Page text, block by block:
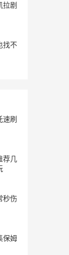
拉剧
找不
速刷
荐几
秒伤
保姆